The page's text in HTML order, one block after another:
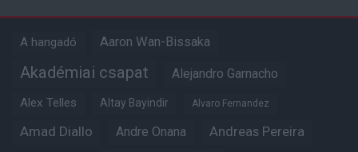
A hangadó Aaron Wan-Bissaka
Akadémiai csapat Alejandro Garnacho
Alex Telles Altay Bayindir Alvaro Fernandez
Amad Diallo Andre Onana Andreas Pereira